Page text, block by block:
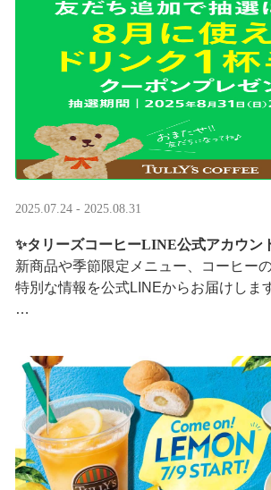
2025.07.24 - 2025.08.31
✨タリーズコーヒーLINE公式アカウン
新商品や季節限定メニュー、コーヒー
特別な情報を公式LINEからお届けしま
···